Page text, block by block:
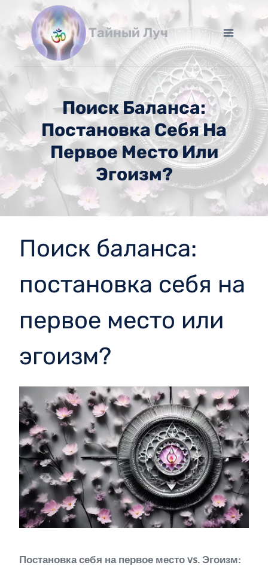
Перейти
к
содержимому
Тайный Луч
Поиск Баланса:
Постановка Себя На
Первое Место Или
Эгоизм?
Поиск баланса:
постановка себя на
первое место или
эгоизм?
Постановка себя на первое место vs. Эгоизм: